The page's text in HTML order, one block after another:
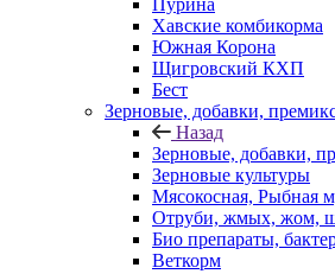
Пурина
Хавские комбикорма
Южная Корона
Щигровский КХП
Бест
Зерновые, добавки,
Назад
Зерновые, добавки,
Зерновые культуры
Мясокосная, Рыбная
Отруби, жмых, жом,
Био препараты,
Веткорм